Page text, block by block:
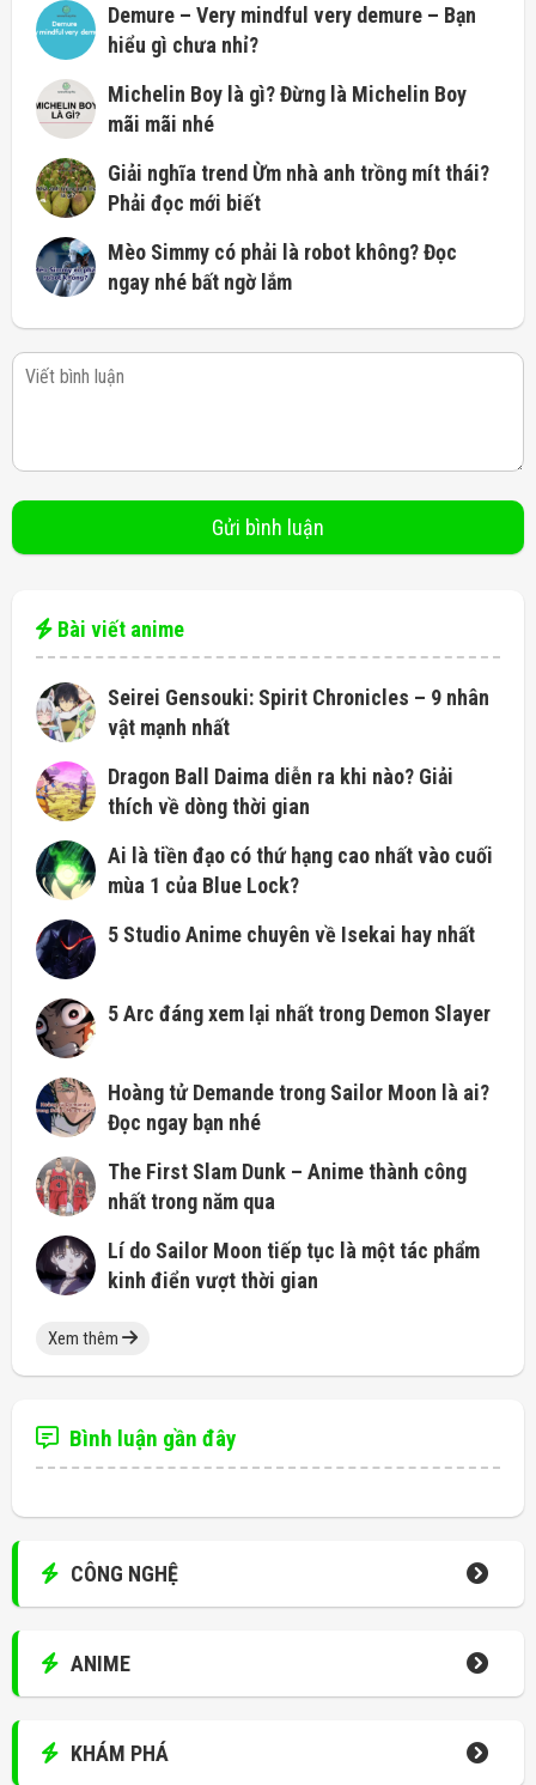
Demure – Very mindful very demure – Bạn
hiểu gì chưa nhỉ?
Michelin Boy là gì? Đừng là Michelin Boy
mãi mãi nhé
Giải nghĩa trend Ừm nhà anh trồng mít thái?
Phải đọc mới biết
Mèo Simmy có phải là robot không? Đọc
ngay nhé bất ngờ lắm
Bài viết anime
Seirei Gensouki: Spirit Chronicles – 9 nhân
vật mạnh nhất
Dragon Ball Daima diễn ra khi nào? Giải
thích về dòng thời gian
Ai là tiền đạo có thứ hạng cao nhất vào cuối
mùa 1 của Blue Lock?
5 Studio Anime chuyên về Isekai hay nhất
5 Arc đáng xem lại nhất trong Demon Slayer
Hoàng tử Demande trong Sailor Moon là ai?
Đọc ngay bạn nhé
The First Slam Dunk – Anime thành công
nhất trong năm qua
Lí do Sailor Moon tiếp tục là một tác phẩm
kinh điển vượt thời gian
Xem thêm
Bình luận gần đây
CÔNG NGHỆ
ANIME
KHÁM PHÁ